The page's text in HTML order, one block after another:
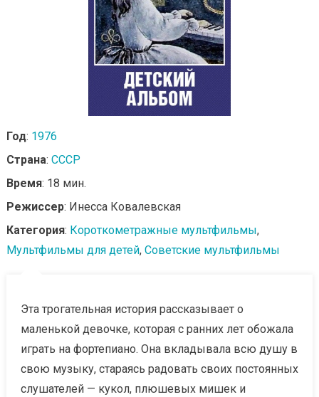
Год: 1976
Страна: СССР
Время: 18 мин.
Режиссер: Инесса Ковалевская
Категория: Короткометражные мультфильмы,
Мультфильмы для детей, Советские мультфильмы
Эта трогательная история рассказывает о
маленькой девочке, которая с ранних лет обожала
играть на фортепиано. Она вкладывала всю душу в
свою музыку, стараясь радовать своих постоянных
слушателей — кукол, плюшевых мишек и